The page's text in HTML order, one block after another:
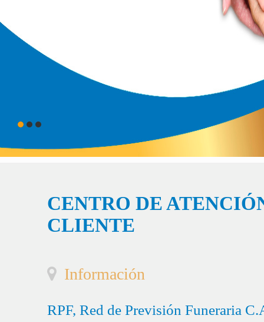
a las
CENTRO DE
CLIENTE
Información
RPF, Red de Previsión Funeraria